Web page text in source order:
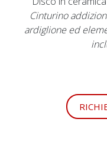
Cinturino
ardiglione ed